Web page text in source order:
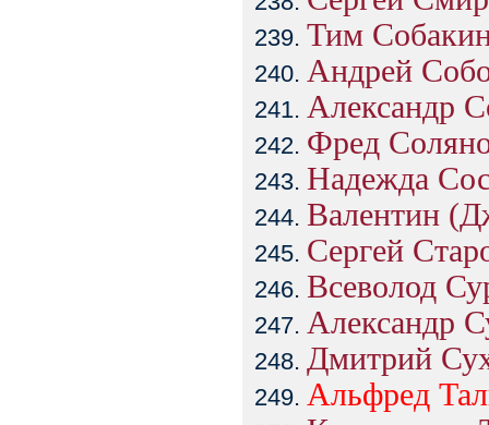
Тим
Андрей
Александр
Фред
Надежда
Валентин
Сергей
Всеволод
Александр
Дмитрий
Альфред